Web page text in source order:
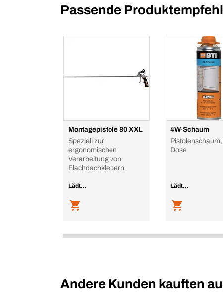
Passende
Montagepistole 80 XXL
Speziell zur
ergonomischen
Verarbeitung von
Flachdachklebern
Lädt...
4W-Schaum
Pistolenschaum,
Dose
Lädt...
Andere Kunden kauften